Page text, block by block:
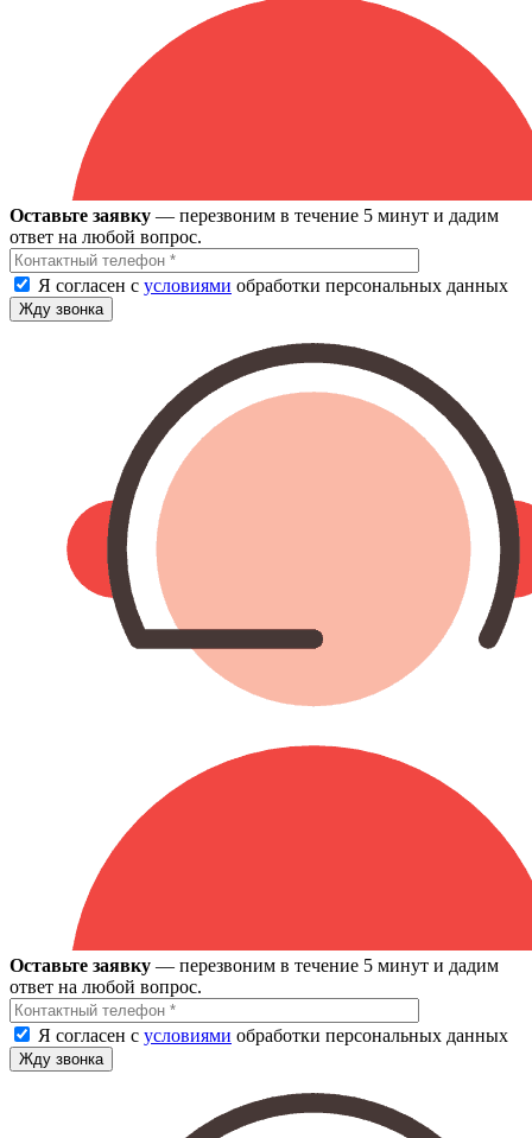
Оставьте заявку — перезвоним в течение 5 минут и дадим
ответ на любой вопрос.
Я согласен с условиями обработки персональных данных
Оставьте заявку — перезвоним в течение 5 минут и дадим
ответ на любой вопрос.
Я согласен с условиями обработки персональных данных